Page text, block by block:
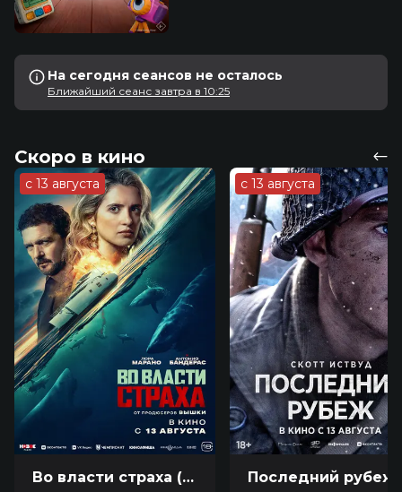
На сегодня сеансов не осталось
Ближайший сеанс завтра в 10:25
Скоро в кино
с 13 августа
Во власти страха (18+)
с 13 августа